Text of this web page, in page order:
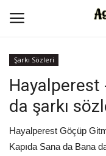
Anasayfa
İletişim
Şarkı Sözleri
Hayalperest
da şarkı
Hayalperest Göçüp
Kapıda Sana da Bana